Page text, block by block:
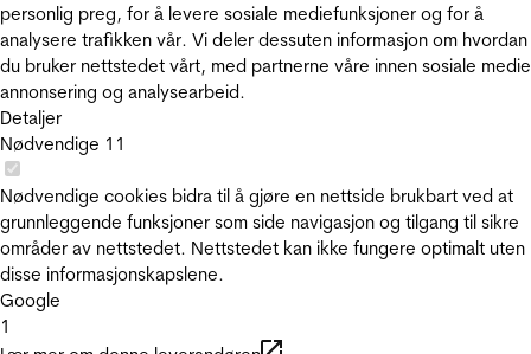
personlig preg, for å levere sosiale mediefunksjoner og for å
analysere trafikken vår. Vi deler dessuten informasjon om hvordan
du bruker nettstedet vårt, med partnerne våre innen sosiale
annonsering og analysearbeid.
Detaljer
Nødvendige 11
Nødvendige cookies bidra til å gjøre en nettside brukbart ved at
grunnleggende funksjoner som side navigasjon og tilgang til sikre
områder av nettstedet. Nettstedet kan ikke fungere optimalt uten
disse informasjonskapslene.
Google
1